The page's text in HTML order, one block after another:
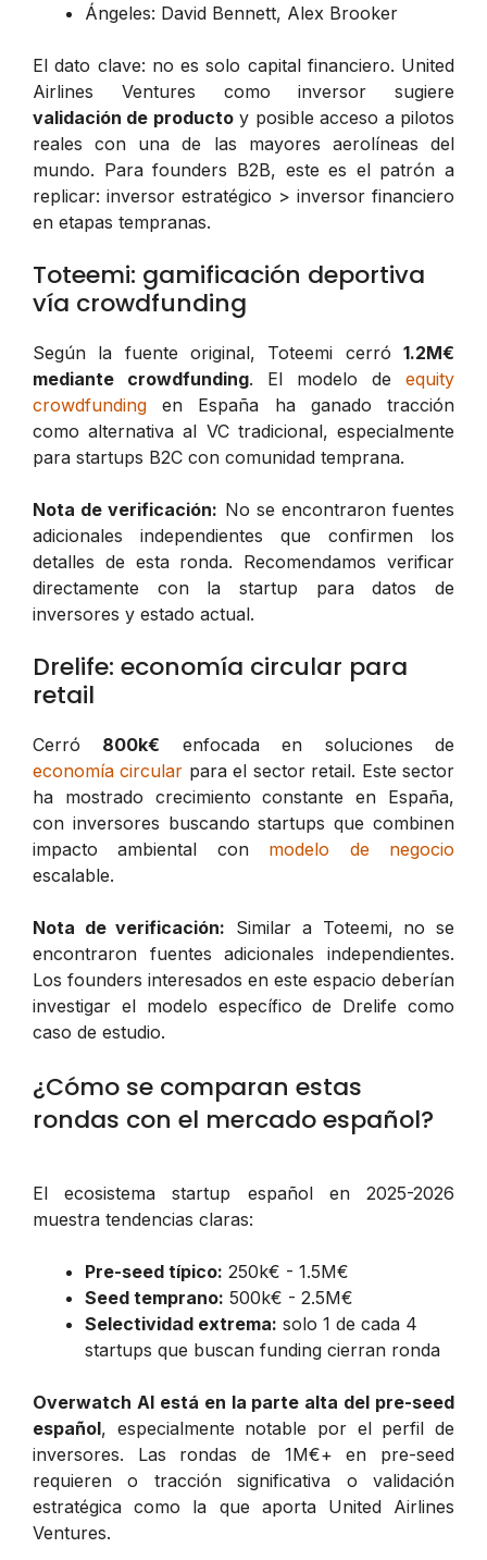
Ángeles: David Bennett, Alex Brooker
El dato clave: no es solo capital financiero. United
Airlines Ventures como inversor sugiere
validación de productoy posible acceso a pilotos
reales con una de las mayores aerolíneas del
mundo. Para founders B2B, este es el patrón a
replicar: inversor estratégico > inversor financiero
en etapas tempranas.
Toteemi: gamificación deportiva
vía crowdfunding
Según la fuente original, Toteemi cerró 1.2M€
mediante crowdfunding. El modelo de equity
crowdfunding en España ha ganado tracción
como alternativa al VC tradicional, especialmente
para startups B2C con comunidad temprana.
Nota de verificación: No se encontraron fuentes
adicionales independientes que confirmen los
detalles de esta ronda. Recomendamos verificar
directamente con la startup para datos de
inversores y estado actual.
Drelife: economía circular para
retail
Cerró 800k€ enfocada en soluciones de
economía circular para el sector retail. Este sector
ha mostrado crecimiento constante en España,
con inversores buscando startups que combinen
impacto ambiental con modelo de negocio
escalable.
Nota de verificación: Similar a Toteemi, no se
encontraron fuentes adicionales independientes.
Los founders interesados en este espacio deberían
investigar el modelo específico de Drelife como
caso de estudio.
¿Cómo se comparan estas
rondas con el mercado español?
El ecosistema startup español en 2025-2026
muestra tendencias claras:
Pre-seed típico: 250k€ - 1.5M€
Seed temprano: 500k€ - 2.5M€
Selectividad extrema: solo 1 de cada 4
startups que buscan funding cierran ronda
Overwatch AI está en la parte alta del pre-seed
español, especialmente notable por el perfil de
inversores. Las rondas de 1M€+ en pre-seed
requieren o tracción significativa o validación
estratégica como la que aporta United Airlines
Ventures.